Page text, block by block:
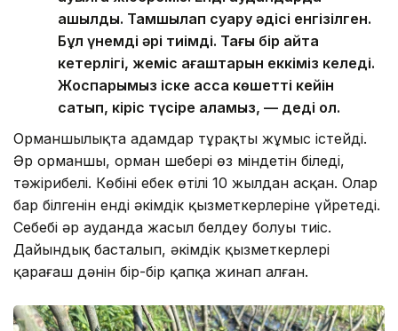
ашылды. Тамшылап суару әдісі енгізілген.
Бұл үнемді әрі тиімді. Тағы бір айта
кетерлігі, жеміс ағаштарын еккіміз келеді.
Жоспарымыз іске асса көшетті кейін
сатып, кіріс түсіре аламыз, — деді ол.
Орманшылықта адамдар тұрақты жұмыс істейді.
Әр орманшы, орман шебері өз міндетін біледі,
тәжірибелі. Көбінің еңбек өтілі 10 жылдан асқан. Олар
бар білгенін енді әкімдік қызметкерлеріне үйретеді.
Себебі әр ауданда жасыл белдеу болуы тиіс.
Дайындық басталып, әкімдік қызметкерлері
қарағаш дәнін бір-бір қапқа жинап алған.